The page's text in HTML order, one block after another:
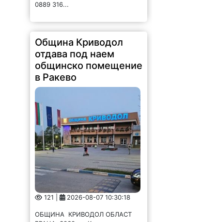
0889 316...
Община Криводол
отдава под наем
общинско помещение
в Ракево
121 | 2026-08-07 10:30:18
ОБЩИНА КРИВОДОЛ ОБЛАСТ